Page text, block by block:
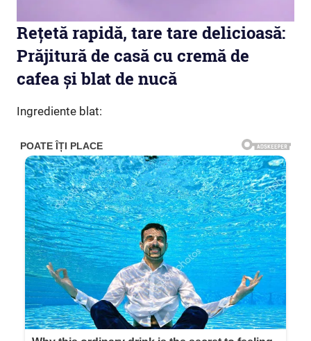
Rețetă rapidă, tare tare delicioasă:
Prăjitură de casă cu cremă de
cafea și blat de nucă
Ingrediente blat: